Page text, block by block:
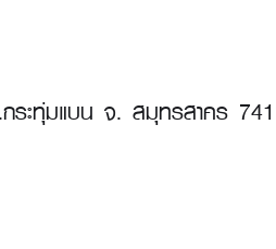
ะทุ่มแบน จ. สมุทรสาคร